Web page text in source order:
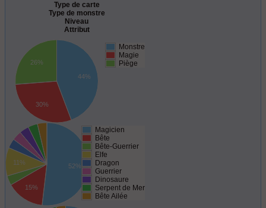
Type de carte
Type de monstre
Niveau
Attribut
Monstre
Magie
Piège
44%
30%
26%
Magicien
Bête
Bête-Guerrier
Elfe
Dragon
Guerrier
Dinosaure
Serpent de Mer
Bête Ailée
52%
15%
11%